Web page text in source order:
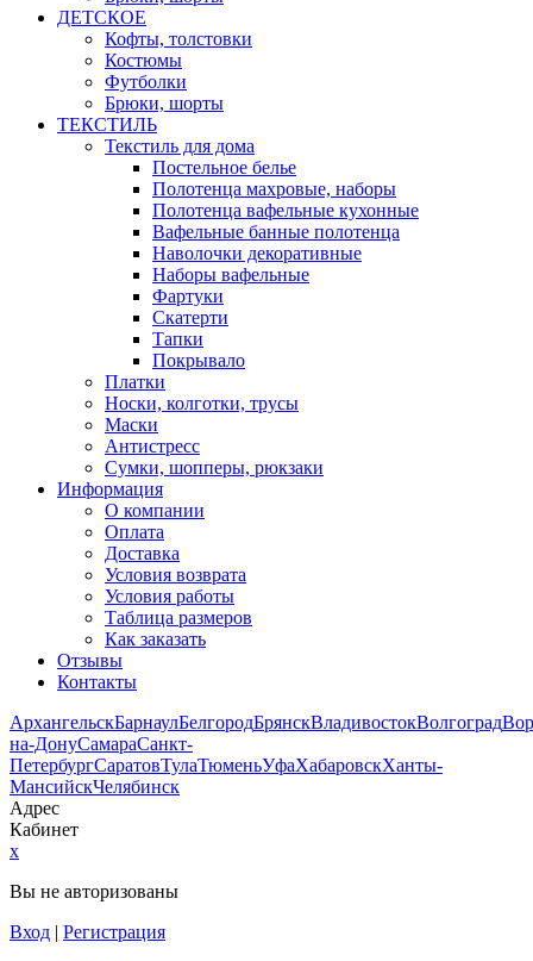
ДЕТСКОЕ
Кофты, толстовки
Костюмы
Футболки
Брюки, шорты
ТЕКСТИЛЬ
Текстиль для дома
Постельное белье
Полотенца махровые, наборы
Полотенца вафельные кухонные
Вафельные банные полотенца
Наволочки декоративные
Наборы вафельные
Фартуки
Скатерти
Тапки
Покрывало
Платки
Носки, колготки, трусы
Маски
Антистресс
Сумки, шопперы, рюкзаки
Информация
О компании
Оплата
Доставка
Условия возврата
Условия работы
Таблица размеров
Как заказать
Отзывы
Контакты
АрхангельскБарнаулБелгородБрянскВладивостокВолгоград
на-ДонуСамараСанкт-
ПетербургСаратовТулаТюменьУфаХабаровскХанты-
МансийскЧелябинск
Адрес
Кабинет
x
Вы не авторизованы
Вход | Регистрация